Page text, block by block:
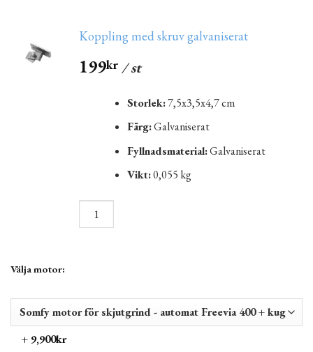
Koppling med skruv galvaniserat
199kr / st
Storlek:7,5x3,5x4,7 cm
Färg:Galvaniserat
Fyllnadsmaterial:Galvaniserat
Vikt:0,055 kg
Välja motor:
+ 9,900kr